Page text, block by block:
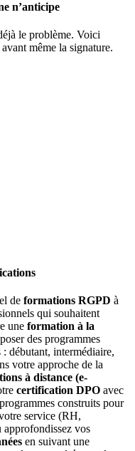
n’anticipe
le problème. Voici
même la signature.
de formations RGPD à
qui souhaitent
une formation à la
des programmes
débutant, intermédiaire,
votre approche de la
à distance (e-
certification DPO avec
construits pour
service (RH,
vos
en suivant une